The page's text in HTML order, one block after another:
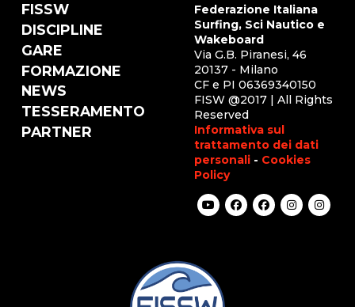
FISSW
DISCIPLINE
GARE
FORMAZIONE
NEWS
TESSERAMENTO
PARTNER
Federazione Italiana
Surfing, Sci Nautico e
Wakeboard
Via G.B. Piranesi, 46
20137 - Milano
CF e PI 06369340150
FISW @2017 | All Rights
Reserved
Informativa sul
trattamento dei dati
personali - Cookies
Policy